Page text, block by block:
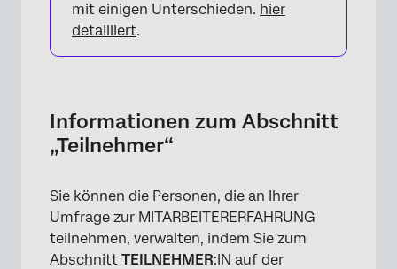
Spalten anpassen
mit einigen Unterschieden. hier
detailliert.
Informationen zum Abschnitt
„Teilnehmer“
Sie können die Personen, die an Ihrer
Umfrage zur MITARBEITERERFAHRUNG
teilnehmen, verwalten, indem Sie zum
Abschnitt TEILNEHMER:IN auf der